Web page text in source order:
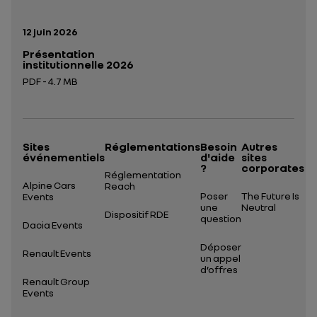
Date de publication:
12 juin 2026
Présentation
institutionnelle 2026
PDF - 4.7 MB
Sites
événementiels
Alpine Cars
Events
Dacia Events
Renault Events
Renault Group
Events
Réglementations
Réglementation
Reach
Dispositif RDE
Besoin
d'aide
?
Poser
une
question
Déposer
un appel
d’offres
Autres
sites
corporates
The Future Is
Neutral